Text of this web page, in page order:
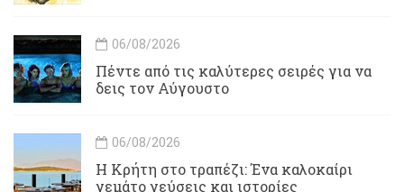
06/08/2026
Πέντε από τις καλύτερες σειρές για να
δεις τον Αύγουστο
06/08/2026
Η Κρήτη στο τραπέζι: Ένα καλοκαίρι
γεμάτο γεύσεις και ιστορίες